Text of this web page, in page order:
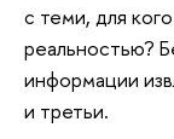
с теми, для
реальностью?
информации
и третьи.